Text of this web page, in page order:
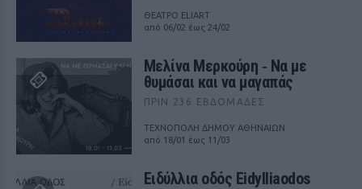
ΘΕΑΤΡΟ ELIART
από 06/02 έως 24/02
Μελίνα Μερκούρη ‑ Να με
θυμάσαι και να μαγαπάς
ΠΡΙΝ 236 ΕΒΔΟΜΆΔΕΣ
ΤΕΧΝΟΠΟΛΗ ΔΗΜΟΥ ΑΘΗΝΑΙΩΝ
από 18/01 έως 11/03
Ειδύλλια οδός Eidylliaodos